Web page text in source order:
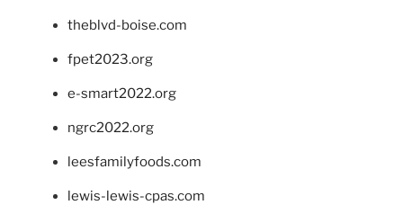
theblvd-boise.com
fpet2023.org
e-smart2022.org
ngrc2022.org
leesfamilyfoods.com
lewis-lewis-cpas.com